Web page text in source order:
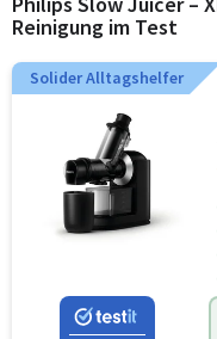
Reinigung im Test
Solider Alltagshelfer